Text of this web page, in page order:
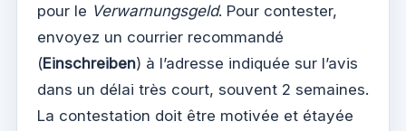
pour le Verwarnungsgeld. Pour contester,
envoyez un courrier recommandé
(Einschreiben) à l’adresse indiquée sur l’avis
dans un délai très court, souvent 2 semaines.
La contestation doit être motivée et étayée